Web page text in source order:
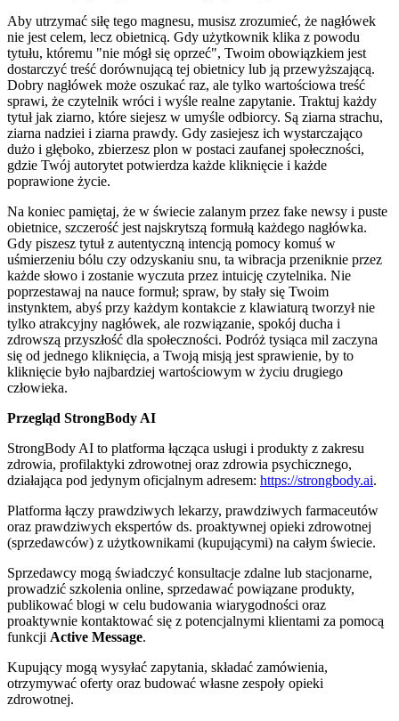
Aby utrzymać siłę tego magnesu, musisz zrozumieć, że nagłówek
nie jest celem, lecz obietnicą. Gdy użytkownik klika z powodu
tytułu, któremu "nie mógł się oprzeć", Twoim obowiązkiem jest
dostarczyć treść dorównującą tej obietnicy lub ją przewyższającą.
Dobry nagłówek może oszukać raz, ale tylko wartościowa treść
sprawi, że czytelnik wróci i wyśle realne zapytanie. Traktuj każdy
tytuł jak ziarno, które siejesz w umyśle odbiorcy. Są ziarna strachu,
ziarna nadziei i ziarna prawdy. Gdy zasiejesz ich wystarczająco
dużo i głęboko, zbierzesz plon w postaci zaufanej społeczności,
gdzie Twój autorytet potwierdza każde kliknięcie i każde
poprawione życie.
Na koniec pamiętaj, że w świecie zalanym przez fake newsy i puste
obietnice, szczerość jest najskrytszą formułą każdego nagłówka.
Gdy piszesz tytuł z autentyczną intencją pomocy komuś w
uśmierzeniu bólu czy odzyskaniu snu, ta wibracja przeniknie przez
każde słowo i zostanie wyczuta przez intuicję czytelnika. Nie
poprzestawaj na nauce formuł; spraw, by stały się Twoim
instynktem, abyś przy każdym kontakcie z klawiaturą tworzył nie
tylko atrakcyjny nagłówek, ale rozwiązanie, spokój ducha i
zdrowszą przyszłość dla społeczności. Podróż tysiąca mil zaczyna
się od jednego kliknięcia, a Twoją misją jest sprawienie, by to
kliknięcie było najbardziej wartościowym w życiu drugiego
człowieka.
Przegląd StrongBody AI
StrongBody AI to platforma łącząca usługi i produkty z zakresu
zdrowia, profilaktyki zdrowotnej oraz zdrowia psychicznego,
działająca pod jedynym oficjalnym adresem: https://strongbody.ai.
Platforma łączy prawdziwych lekarzy, prawdziwych farmaceutów
oraz prawdziwych ekspertów ds. proaktywnej opieki zdrowotnej
(sprzedawców) z użytkownikami (kupującymi) na całym świecie.
Sprzedawcy mogą świadczyć konsultacje zdalne lub stacjonarne,
prowadzić szkolenia online, sprzedawać powiązane produkty,
publikować blogi w celu budowania wiarygodności oraz
proaktywnie kontaktować się z potencjalnymi klientami za pomocą
funkcji Active Message.
Kupujący mogą wysyłać zapytania, składać zamówienia,
otrzymywać oferty oraz budować własne zespoły opieki
zdrowotnej.